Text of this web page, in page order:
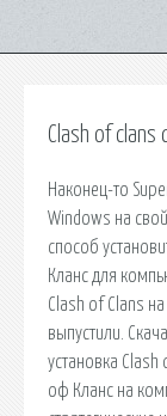
Clash of clans
Наконец-то
Windows на
способ
Кланс для
Clash of Clans
выпустили.
установка
оф Кланс на